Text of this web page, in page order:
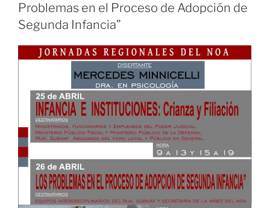
Problemas en el Proceso de Adopción de
Segunda Infancia”